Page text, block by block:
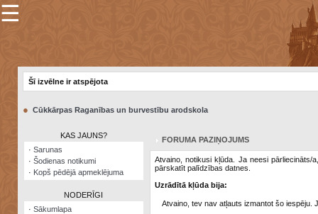
×
Šodienas
notikumi
☰
Šī izvēlne ir atspējota
● Cūkkārpas Raganības un burvestību arodskola
KAS JAUNS?
· Sarunas
· Šodienas notikumi
· Kopš pēdējā apmeklējuma
NODERĪGI
· Sākumlapa
FORUMA PAZIŅOJUMS
Atvaino, notikusi kļūda. Ja neesi pārliecināts/
pārskatīt palīdzības datnes.
Uzrādītā kļūda bija:
Atvaino, tev nav atļauts izmantot šo iespēju.